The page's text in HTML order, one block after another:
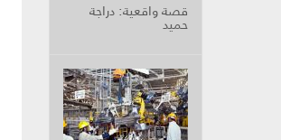
قصة واقعية: دراجة
حميد